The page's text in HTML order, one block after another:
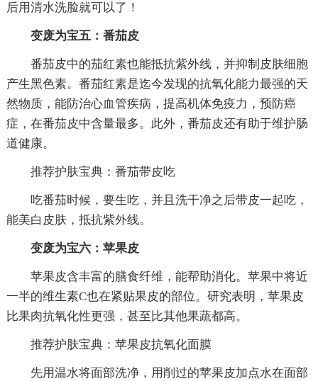
后用清水洗脸就可以了！
变废为宝五：番茄皮
番茄皮中的茄红素也能抵抗紫外线，并抑制皮肤细胞
产生黑色素。番茄红素是迄今发现的抗氧化能力最强的天
然物质，能防治心血管疾病，提高机体免疫力，预防癌
症，在番茄皮中含量最多。此外，番茄皮还有助于维护肠
道健康。
推荐护肤宝典：番茄带皮吃
吃番茄时候，要生吃，并且洗干净之后带皮一起吃，
能美白皮肤，抵抗紫外线。
变废为宝六：苹果皮
苹果皮含丰富的膳食纤维，能帮助消化。苹果中将近
一半的维生素C也在紧贴果皮的部位。研究表明，苹果皮
比果肉抗氧化性更强，甚至比其他果蔬都高。
推荐护肤宝典：苹果皮抗氧化面膜
先用温水将面部洗净，用削过的苹果皮加点水在面部